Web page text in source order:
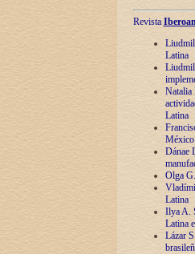
Revista
Latina
Natalia
Latina
México
Dánae
Olga
Latina
Ilya A.
Latina
Lázar